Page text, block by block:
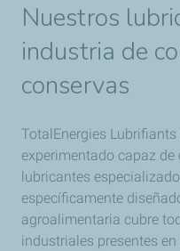
Nuestros
industria de
conservas
TotalEnergies
experimentado capaz
lubricantes
específicamente
agroalimentaria cubre
industriales presentes